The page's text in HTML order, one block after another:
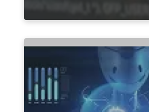
Write a post for your